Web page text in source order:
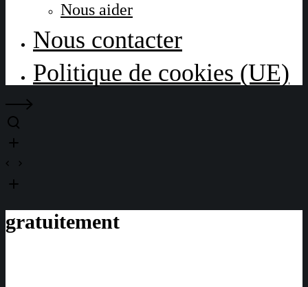
Nous aider
Nous contacter
Politique de cookies (UE)
gratuitement